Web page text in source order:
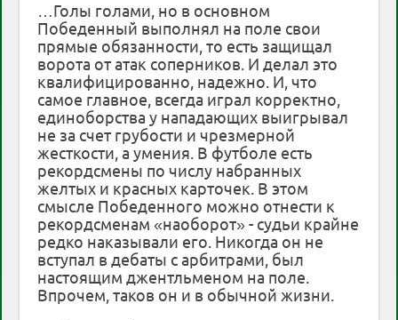
…Голы голами, но в основном
Победенный выполнял на поле свои
прямые обязанности, то есть защищал
ворота от атак соперников. И делал это
квалифицированно, надежно. И, что
самое главное, всегда играл корректно,
единоборства у нападающих выигрывал
не за счет грубости и чрезмерной
жесткости, а умения. В футболе есть
рекордсмены по числу набранных
желтых и красных карточек. В этом
смысле Победенного можно отнести к
рекордсменам «наоборот» - судьи крайне
редко наказывали его. Никогда он не
вступал в дебаты с арбитрами, был
настоящим джентльменом на поле.
Впрочем, таков он и в обычной жизни.